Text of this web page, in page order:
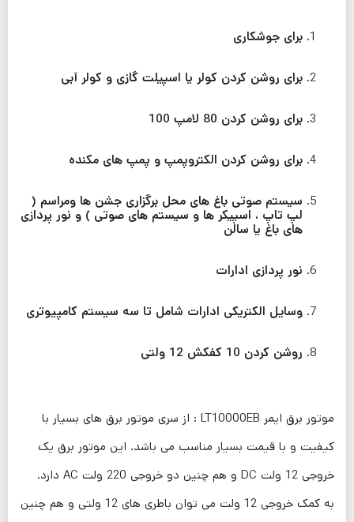
برای جوشکاری
برای روشن کردن کولر یا اسپیلت گازی و کولر آبی
برای روشن کردن 80 لامپ 100
برای روشن کردن الکتروپمپ و پمپ های مکنده
سیستم صوتی باغ های محل برگزاری جشن ها ومراسم (
لپ تاپ ، اسپیکر ها و سیستم های صوتی ) و نور پردازی
های باغ یا سالن
نور پردازی ادارات
وسایل الکتریکی ادارات شامل تا سه سیستم کامپیوتری
روشن کردن 10 کفکش 12 ولتی
موتور برق ایمر LT10000EB : از سری موتور برق های بسیار با
کیفیت و با قیمت بسیار مناسب می باشد. این موتور برق یک
خروجی 12 ولت DC و هم چنین دو خروجی 220 ولت AC دارد.
به کمک خروجی 12 ولت می توان باطری های 12 ولتی و هم چنین